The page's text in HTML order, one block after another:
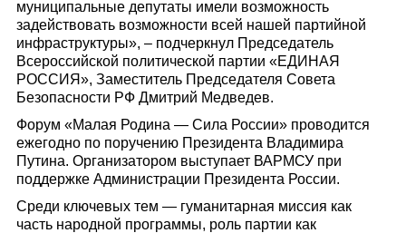
муниципальные депутаты имели возможность
задействовать возможности всей нашей партийной
инфраструктуры», – подчеркнул Председатель
Всероссийской политической партии «ЕДИНАЯ
РОССИЯ», Заместитель Председателя Совета
Безопасности РФ Дмитрий Медведев.
Форум «Малая Родина — Сила России» проводится
ежегодно по поручению Президента Владимира
Путина. Организатором выступает ВАРМСУ при
поддержке Администрации Президента России.
Среди ключевых тем — гуманитарная миссия как
часть народной программы, роль партии как